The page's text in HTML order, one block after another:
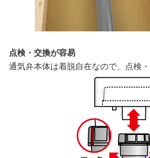
点検・交換が容易
通気弁本体は着脱自在なので、点検・